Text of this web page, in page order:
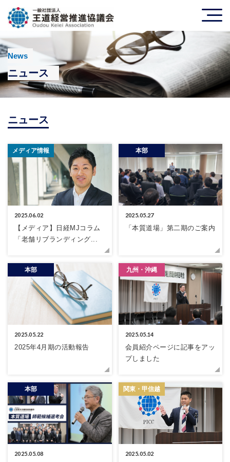
News
ニュース
ニュース
メディア情報
2025.06.02
【メディア】日経MJコラム
「老舗リブランディング...
本部
2025.05.27
「本質道場」第二期のご案内
本部
2025.05.22
2025年4月期の活動報告
九州・沖縄
2025.05.14
会員紹介ページに記事をアッ
プしました
本部
2025.05.08
関東・甲信越
2025.05.02